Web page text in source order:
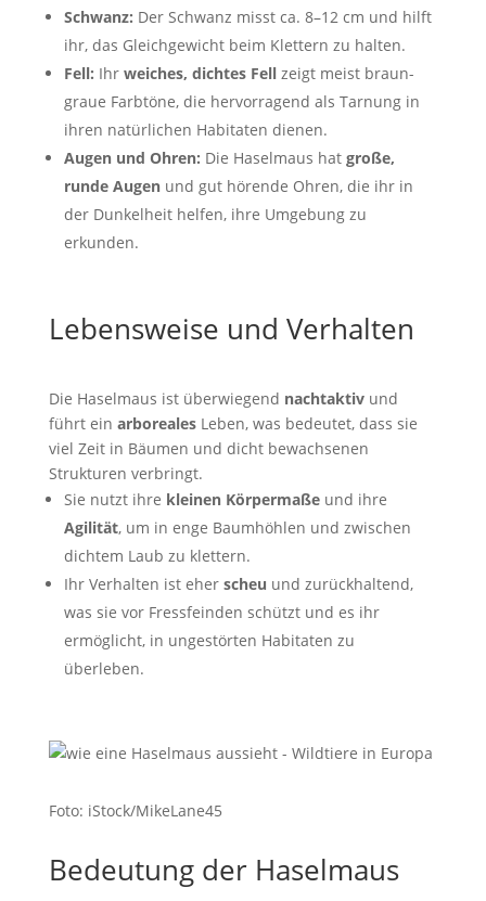
Schwanz: Der Schwanz misst ca. 8–12 cm und hilft
ihr, das Gleichgewicht beim Klettern zu halten.
Fell: Ihr weiches, dichtes Fellzeigt meist braun-
graue Farbtöne, die hervorragend als Tarnung in
ihren natürlichen Habitaten dienen.
Augen und Ohren: Die Haselmaus hat große,
runde Augenund gut hörende Ohren, die ihr in
der Dunkelheit helfen, ihre Umgebung zu
erkunden.
Lebensweise und Verhalten
Die Haselmaus ist überwiegend nachtaktivund
führt ein arborealesLeben, was bedeutet, dass sie
viel Zeit in Bäumen und dicht bewachsenen
Strukturen verbringt.
Sie nutzt ihre kleinen Körpermaßeund ihre
Agilität, um in enge Baumhöhlen und zwischen
dichtem Laub zu klettern.
Ihr Verhalten ist eher scheu und zurückhaltend,
was sie vor Fressfeinden schützt und es ihr
ermöglicht, in ungestörten Habitaten zu
überleben.
Foto: iStock/MikeLane45
Bedeutung der Haselmaus